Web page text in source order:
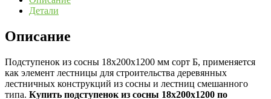
сорт
Детали
Описание
Подступенок из сосны 18х200х1200 мм сорт Б, применяется
как элемент лестницы для строительства деревянных
лестничных конструкций из сосны и лестниц смешанного
типа. Купить подступенок из сосны 18х200х1200 по